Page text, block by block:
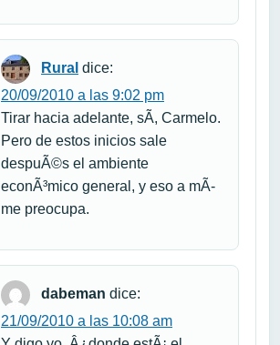
Rural dice:
20/09/2010 a las 9:02 pm
Tirar hacia adelante, sÃ­, Carmelo.
Pero de estos inicios sale
despuÃ©s el ambiente
econÃ³mico general, y eso a mÃ­
me preocupa.
dabeman dice:
21/09/2010 a las 10:08 am